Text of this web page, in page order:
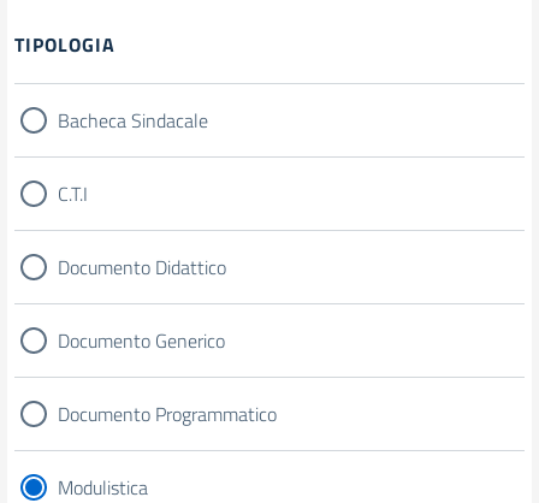
Filtri
TIPOLOGIA
Bacheca Sindacale
C.T.I
Documento Didattico
Documento Generico
Documento Programmatico
Modulistica